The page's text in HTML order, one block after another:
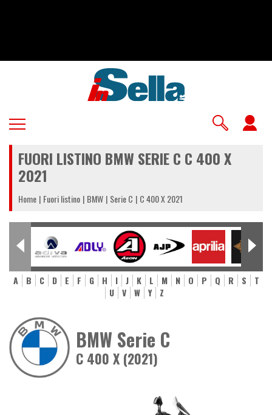
FUORI LISTINO BMW SERIE C C 400 X
2021
Home Fuori listino BMW Serie C C 400 X 2021
A B C D E F G H I J K L M N O P Q R S
T
U
V W Y Z
BMW Serie C
C 400 X (2021)